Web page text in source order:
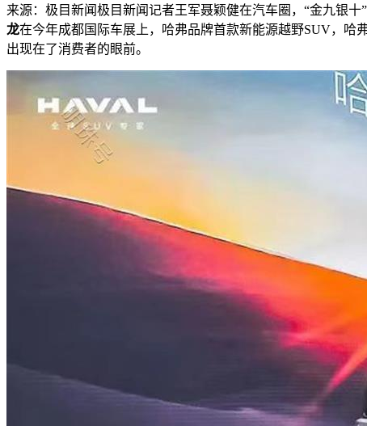
来源：极目新闻极目新闻记者王军聂颖健在汽车圈，“金九银
龙在今年成都国际车展上，哈弗品牌首款新能源越野SUV，哈
出现在了消费者的眼前。